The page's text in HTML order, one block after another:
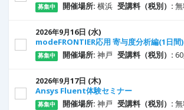
募集中 開催場所: 横浜 受講料（税別）:
2026年9月16日 (水)
modeFRONTIER応用 寄与度分析編(1日間)
募集中 開催場所: 神戸 受講料（税別）:
2026年9月17日 (木)
Ansys Fluent体験セミナー
募集中 開催場所: 神戸 受講料（税別）: